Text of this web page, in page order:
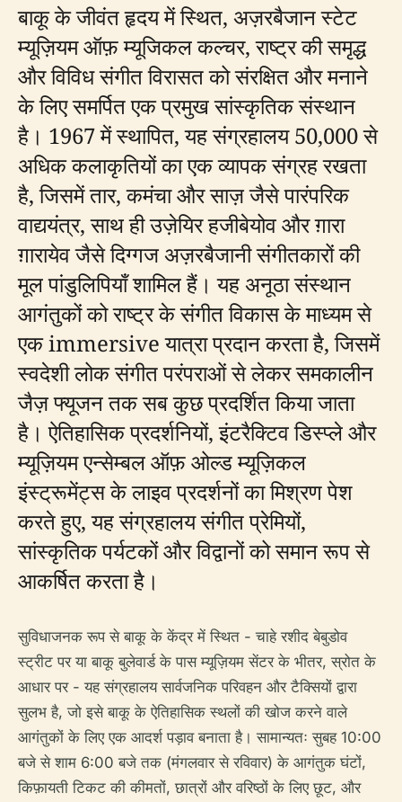
बाकू के जीवंत हृदय में स्थित, अज़रबैजान स्टेट
म्यूज़ियम ऑफ़ म्यूजिकल कल्चर, राष्ट्र की समृद्ध
और विविध संगीत विरासत को संरक्षित और मनाने
के लिए समर्पित एक प्रमुख सांस्कृतिक संस्थान
है। 1967 में स्थापित, यह संग्रहालय 50,000 से
अधिक कलाकृतियों का एक व्यापक संग्रह रखता
है, जिसमें तार, कमंचा और साज़ जैसे पारंपरिक
वाद्ययंत्र, साथ ही उज़ेयिर हजीबेयोव और ग़ारा
ग़ारायेव जैसे दिग्गज अज़रबैजानी संगीतकारों की
मूल पांडुलिपियाँ शामिल हैं। यह अनूठा संस्थान
आगंतुकों को राष्ट्र के संगीत विकास के माध्यम से
एक immersive यात्रा प्रदान करता है, जिसमें
स्वदेशी लोक संगीत परंपराओं से लेकर समकालीन
जैज़ फ्यूजन तक सब कुछ प्रदर्शित किया जाता
है। ऐतिहासिक प्रदर्शनियों, इंटरैक्टिव डिस्प्ले और
म्यूज़ियम एन्सेम्बल ऑफ़ ओल्ड म्यूज़िकल
इंस्ट्रूमेंट्स के लाइव प्रदर्शनों का मिश्रण पेश
करते हुए, यह संग्रहालय संगीत प्रेमियों,
सांस्कृतिक पर्यटकों और विद्वानों को समान रूप से
आकर्षित करता है।
सुविधाजनक रूप से बाकू के केंद्र में स्थित - चाहे रशीद बेबुडोव
स्ट्रीट पर या बाकू बुलेवार्ड के पास म्यूज़ियम सेंटर के भीतर, स्रोत के
आधार पर - यह संग्रहालय सार्वजनिक परिवहन और टैक्सियों द्वारा
सुलभ है, जो इसे बाकू के ऐतिहासिक स्थलों की खोज करने वाले
आगंतुकों के लिए एक आदर्श पड़ाव बनाता है। सामान्यतः सुबह 10:00
बजे से शाम 6:00 बजे तक (मंगलवार से रविवार) के आगंतुक घंटों,
किफ़ायती टिकट की कीमतों, छात्रों और वरिष्ठों के लिए छूट, और